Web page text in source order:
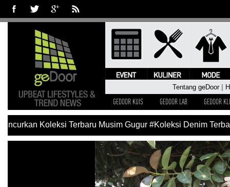
Tentang geDoor|
GEDOOR KUIS GEDOOR LAB GEDOOR
Koleksi Terbaru Musim Gugur #Koleksi Denim